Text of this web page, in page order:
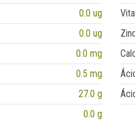
0.0 ug
0.0 ug
0.0 mg
0.5 mg
27.0 g
0.0 g